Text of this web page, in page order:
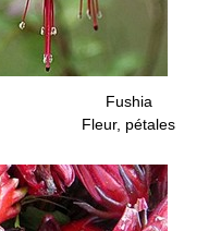
Fushia
Fleur, pétales